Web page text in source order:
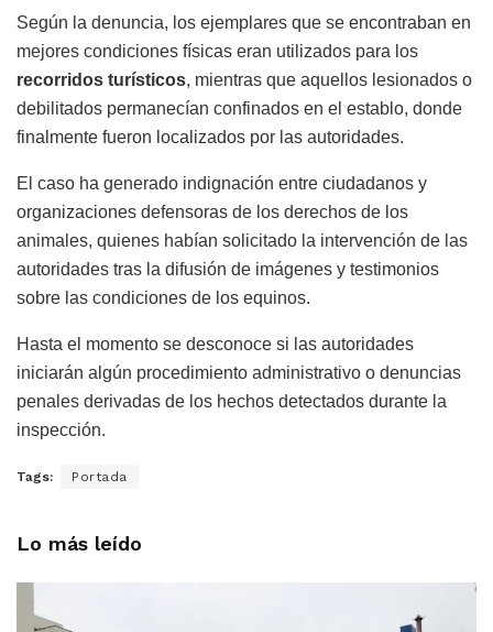
Según la denuncia, los ejemplares que se encontraban en
mejores condiciones físicas eran utilizados para los
recorridos turísticos, mientras que aquellos lesionados o
debilitados permanecían confinados en el establo, donde
finalmente fueron localizados por las autoridades.
El caso ha generado indignación entre ciudadanos y
organizaciones defensoras de los derechos de los
animales, quienes habían solicitado la intervención de las
autoridades tras la difusión de imágenes y testimonios
sobre las condiciones de los equinos.
Hasta el momento se desconoce si las autoridades
iniciarán algún procedimiento administrativo o denuncias
penales derivadas de los hechos detectados durante la
inspección.
Tags: Portada
Lo más leído